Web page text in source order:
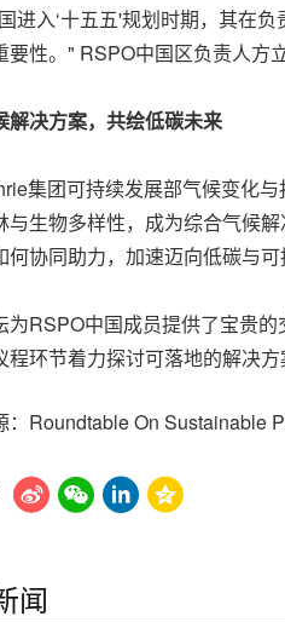
进入‘十五五'规划时期，其在
要性。" RSPO中国区负责人方
解决方案，共绘低碳未来‌
集团可持续发展部气候变化
与生物多样性，成为综合气候
何协同助力，加速迈向低碳与可
为RSPO中国成员提供了宝贵
程环节着力探讨可落地的解决
：Roundtable On Sustainable
闻